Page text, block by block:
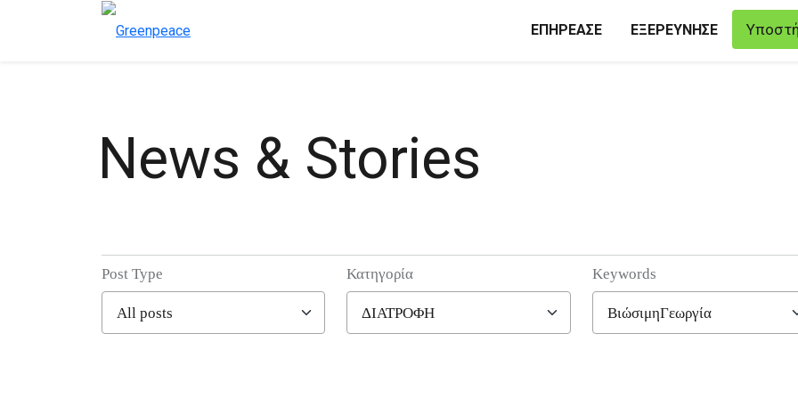
ΕΠΗΡΕΑΣΕ ΕΞΕΡΕΥΝΗΣΕ
News & Stories
Filter posts
Post Type Κατηγορία Keywords